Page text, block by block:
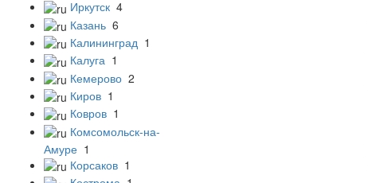
Иркутск 4
Казань 6
Калининград 1
Калуга 1
Кемерово 2
Киров 1
Ковров 1
Комсомольск-на-
Амуре 1
Корсаков 1